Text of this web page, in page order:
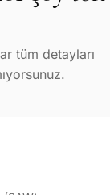
tüm detayları